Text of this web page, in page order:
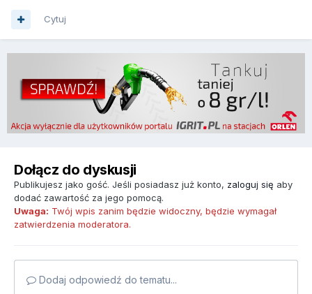
Cytuj
Dołącz do dyskusji
Publikujesz jako gość. Jeśli posiadasz już konto, zaloguj się aby
dodać zawartość za jego pomocą.
Uwaga: Twój wpis zanim będzie widoczny, będzie wymagał
zatwierdzenia moderatora.
Dodaj odpowiedź do tematu...